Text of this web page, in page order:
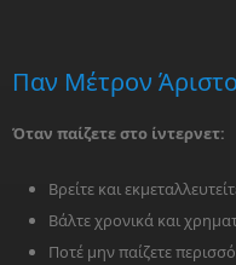
Παν Μέτρον
Όταν παίζετε στο ίντερνετ:
Βρείτε και
Βάλτε χρονικά και
Ποτέ μην παίζετε